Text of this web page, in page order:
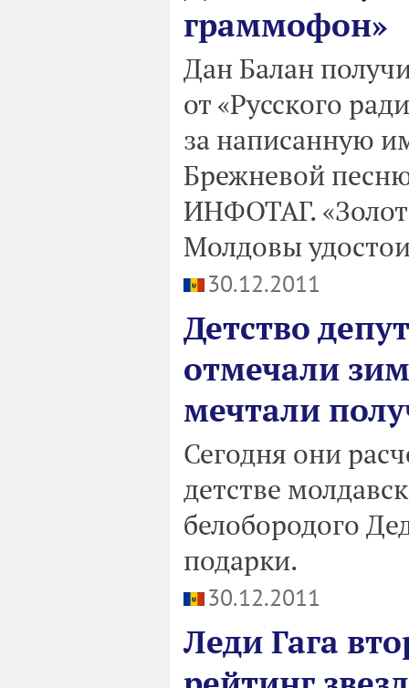
граммофон»
Дан Балан
от «Русского
за написанную
Брежневой
ИНФОТАГ.
Молдовы
30.12.2011
Детство
отмечали
мечтали
Сегодня они
детстве
белобородого
подарки.
30.12.2011
Леди Гага